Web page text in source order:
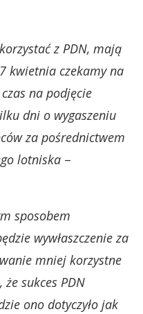
z PDN, mają
kwietnia czekamy na
na podjęcie
dni o wygaszeniu
za pośrednictwem
lotniska –
sposobem
wywłaszczenie za
mniej korzystne
że sukces PDN
ono dotyczyło jak